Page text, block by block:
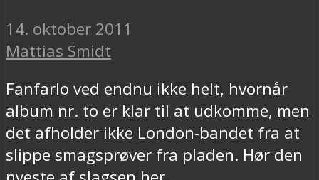
14. oktober 2011
Mattias Smidt
Fanfarlo ved endnu ikke helt, hvornår
album nr. to er klar til at udkomme, men
det afholder ikke London-bandet fra at
slippe smagsprøver fra pladen. Hør den